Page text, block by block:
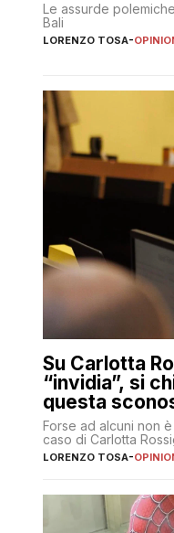
Le assurde
Bali
LORENZO TOSA-
Su Carlotta
“invidia”, si
questa
Forse ad alcuni non
caso di Carlotta
LORENZO TOSA-